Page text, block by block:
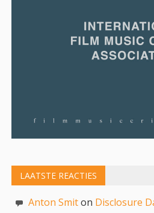
LAATSTE REACTIES
Anton Smiton Disclosure